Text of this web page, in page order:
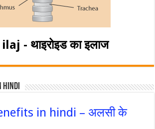
- थाइरोइड का इलाज
hindi
in hindi – अलसी के